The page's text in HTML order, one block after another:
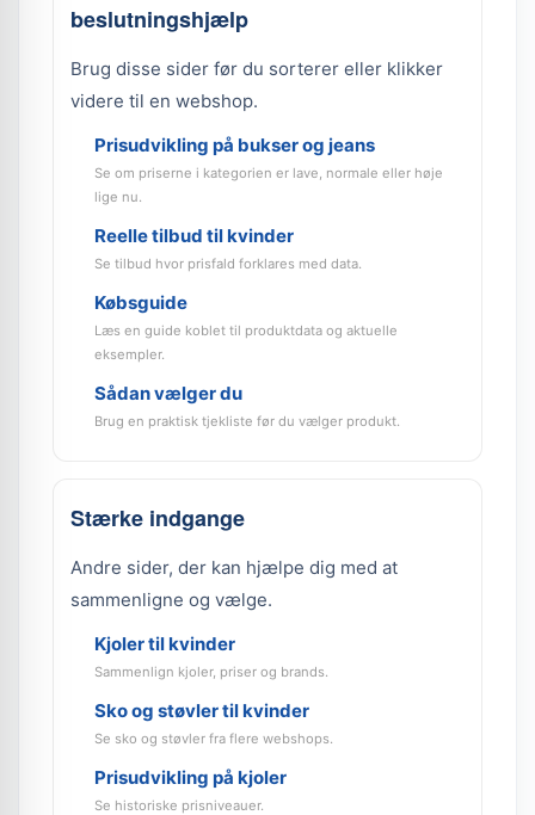
beslutningshjælp
Brug disse sider før du sorterer eller klikker
videre til en webshop.
Prisudvikling på bukser og jeans
Se om priserne i kategorien er lave, normale eller høje
lige nu.
Reelle tilbud til kvinder
Se tilbud hvor prisfald forklares med data.
Købsguide
Læs en guide koblet til produktdata og aktuelle
eksempler.
Sådan vælger du
Brug en praktisk tjekliste før du vælger produkt.
Stærke indgange
Andre sider, der kan hjælpe dig med at
sammenligne og vælge.
Kjoler til kvinder
Sammenlign kjoler, priser og brands.
Sko og støvler til kvinder
Se sko og støvler fra flere webshops.
Prisudvikling på kjoler
Se historiske prisniveauer.